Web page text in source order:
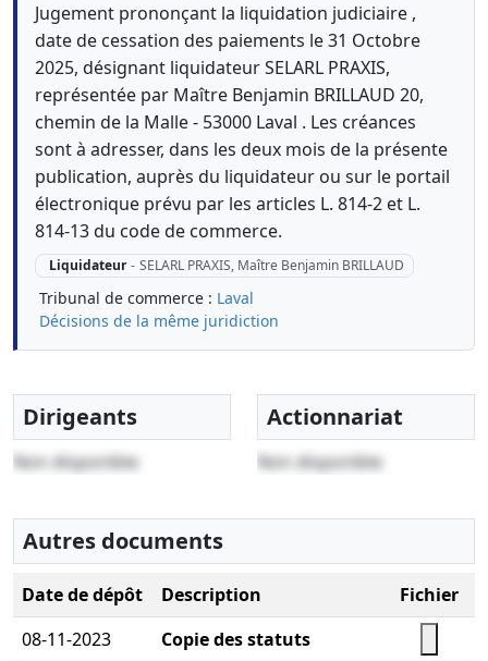
Jugement prononçant la liquidation judiciaire ,
date de cessation des paiements le 31 Octobre
2025, désignant liquidateur SELARL PRAXIS,
représentée par Maître Benjamin BRILLAUD 20,
chemin de la Malle - 53000 Laval . Les créances
sont à adresser, dans les deux mois de la présente
publication, auprès du liquidateur ou sur le portail
électronique prévu par les articles L. 814-2 et L.
814-13 du code de commerce.
Liquidateur - SELARL PRAXIS, Maître Benjamin BRILLAUD
Tribunal de commerce : Laval
Décisions de la même juridiction
Dirigeants
Non disponible
Actionnariat
Non disponible
Autres documents
Date de dépôt Description
Fichier
08-11-2023
Copie des statuts